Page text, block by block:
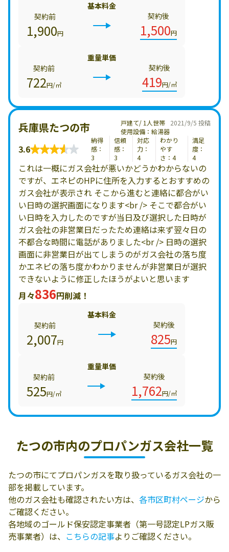
基本料金
契約前
1,900円
契約後
1,500円
重量単価
契約前
722円/㎥
契約後
419円/㎥
2021/9/5 投稿
兵庫県たつの市
戸建て/ 1人世帯
使用設備：給湯器
3.6
納得
感：
3
信頼
感：
3
対応
力：
4
わかり
やす
さ：4
満足
度：
4
これは一概にガス会社が悪いかどうかわからないの
ですが、エネピのHPに住所を入力するとおすすめの
ガス会社が表示され そこから進むと連絡に都合がい
い日時の選択画面になります<br /> そこで都合がい
い日時を入力したのですが当日及び選択した日時が
ガス会社の非営業日だったため連絡は来ず翌々日の
不都合な時間に電話がありました<br /> 日時の選択
画面に非営業日が出てしまうのがガス会社の落ち度
かエネピの落ち度かわかりませんが非営業日が選択
できないように修正したほうがよいと思います
月々836円削減！
基本料金
契約前
2,007円
契約後
825円
重量単価
契約前
525円/㎥
契約後
1,762円/㎥
たつの市内のプロパンガス会社一覧
たつの市にてプロパンガスを取り扱っているガス会社の一
部を掲載しています。
他のガス会社も確認されたい方は、 各市区町村ページから
ご確認ください。
各地域のゴールド保安認定事業者（第一号認定LPガス販
売事業者）は、 こちらの記事よりご確認ください。